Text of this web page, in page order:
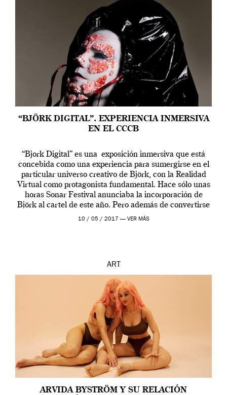
“BJÖRK DIGITAL”. EXPERIENCIA INMERSIVA
EN EL CCCB
“Bjork Digital” es una exposición inmersiva que está
concebida como una experiencia para sumergirse en el
particular universo creativo de Björk, con la Realidad
Virtual como protagonista fundamental. Hace sólo unas
horas Sonar Festival anunciaba la incorporación de
Björk al cartel de este año. Pero además de convertirse
en una de las actuaciones más relevantes […]
10 / 05 / 2017 — VER MÁS
ART
ARVIDA BYSTRÖM Y SU RELACIÓN